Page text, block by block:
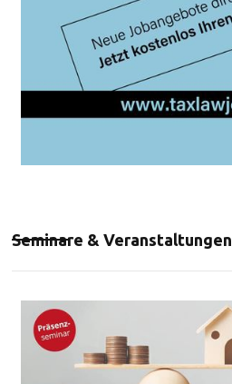
Seminare & Veranstaltungen